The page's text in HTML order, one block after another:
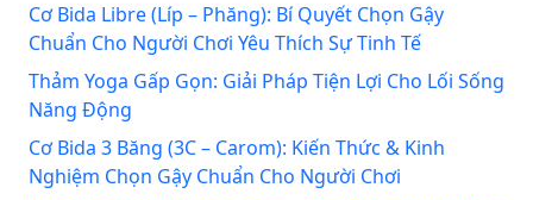
Cơ Bida Libre (Líp – Phăng): Bí Quyết Chọn Gậy
Chuẩn Cho Người Chơi Yêu Thích Sự Tinh Tế
Thảm Yoga Gấp Gọn: Giải Pháp Tiện Lợi Cho Lối Sống
Năng Động
Cơ Bida 3 Băng (3C – Carom): Kiến Thức & Kinh
Nghiệm Chọn Gậy Chuẩn Cho Người Chơi